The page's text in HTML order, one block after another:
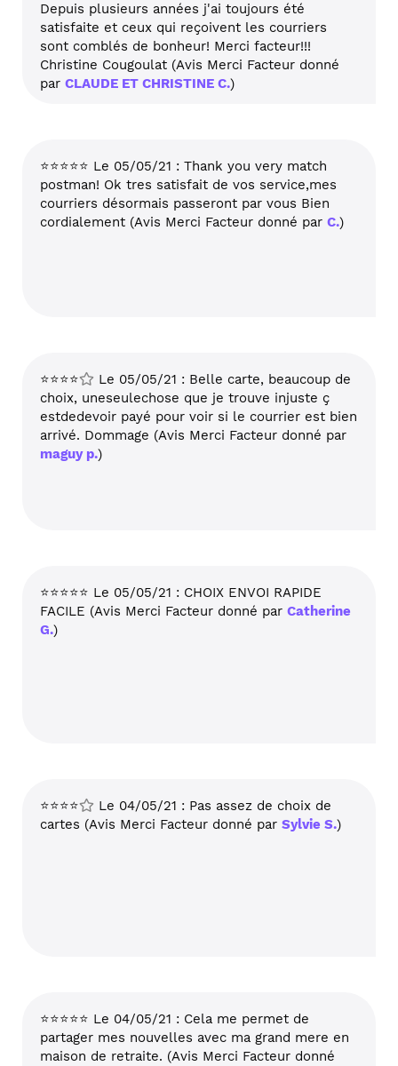
Depuis plusieurs années j'ai toujours été
satisfaite et ceux qui reçoivent les courriers
sont comblés de bonheur! Merci facteur!!!
Christine Cougoulat (Avis Merci Facteur donné
par CLAUDE ET CHRISTINE C.)
⭐⭐⭐⭐⭐ Le 05/05/21 : Thank you very match
postman! Ok tres satisfait de vos service,mes
courriers désormais passeront par vous Bien
cordialement (Avis Merci Facteur donné par C.)
⭐⭐⭐⭐
Le 05/05/21 : Belle carte, beaucoup de
choix, uneseulechose que je trouve injuste ç
estdedevoir payé pour voir si le courrier est bien
arrivé. Dommage (Avis Merci Facteur donné par
maguy p.)
⭐⭐⭐⭐⭐ Le 05/05/21 : CHOIX ENVOI RAPIDE
FACILE (Avis Merci Facteur donné par Catherine
G.)
⭐⭐⭐⭐
Le 04/05/21 : Pas assez de choix de
cartes (Avis Merci Facteur donné par Sylvie S.)
⭐⭐⭐⭐⭐ Le 04/05/21 : Cela me permet de
partager mes nouvelles avec ma grand mere en
maison de retraite. (Avis Merci Facteur donné